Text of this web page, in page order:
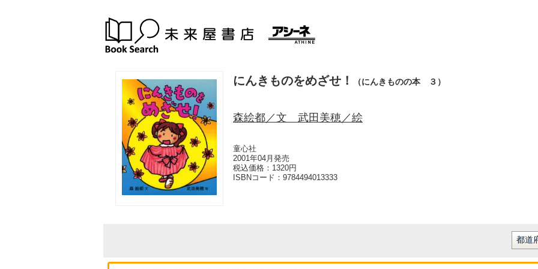
にんきものをめざせ！ （にんきものの本 ３）
森絵都／文 武田美穂／絵
童心社
2001年04月発売
税込価格：1320円
ISBNコード： 9784494013333